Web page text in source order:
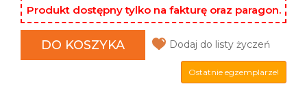
Produkt dostępny tylko na fakturę oraz paragon.
DO KOSZYKA Dodaj do listy życzeń
Ostatnie egzemplarze!